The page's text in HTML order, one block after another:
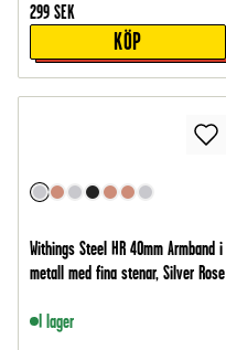
299 SEK
KÖP
Withings Steel HR 40mm Armband i
metall med fina stenar, Silver Rose
I lager